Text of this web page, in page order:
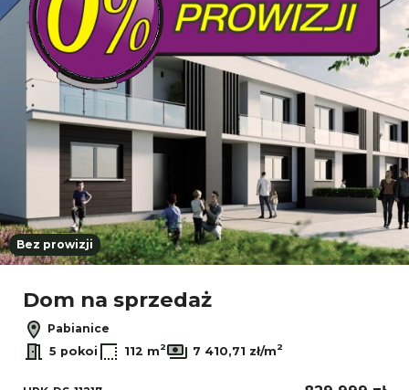
Bez prowizji
Dom na sprzedaż
Pabianice
5 pokoi
112 m2 7 410,71 zł/m2